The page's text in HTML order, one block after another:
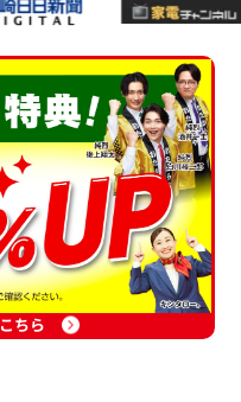
ちら